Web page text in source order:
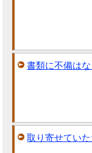
書類に不備は
取り寄せてい